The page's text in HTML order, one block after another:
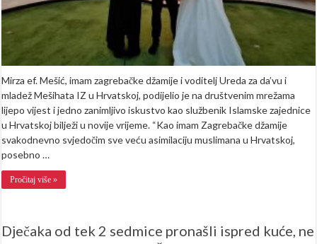
Mirza ef. Mešić, imam zagrebačke džamije i voditelj Ureda za da’vu i
mladež Mešihata IZ u Hrvatskoj, podijelio je na društvenim mrežama
lijepo vijest i jedno zanimljivo iskustvo kao službenik Islamske zajednice
u Hrvatskoj bilježi u novije vrijeme. “Kao imam Zagrebačke džamije
svakodnevno svjedočim sve veću asimilaciju muslimana u Hrvatskoj,
posebno …
Pročitaj više »
Dječaka od tek 2 sedmice pronašli ispred kuće, ne